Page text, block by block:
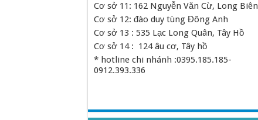
Cơ sở 11: 162 Nguyễn Văn Cừ, Long Biên
Cơ sở 12: đào duy tùng Đông Anh
Cơ sở 13 : 535 Lạc Long Quân, Tây Hồ
Cơ sở 14 : 124 âu cơ, Tây hồ
* hotline chi nhánh :0395.185.185-
0912.393.336